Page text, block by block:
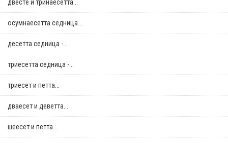
двестe и тринаесетта...
осумнaесетта седница...
десетта седница -...
триесетта седница -...
триесет и петта...
дваесет и деветта...
шеесет и петта...